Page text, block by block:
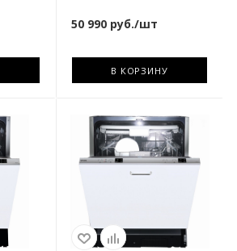
50 990руб./шт
В КОРЗИНУ